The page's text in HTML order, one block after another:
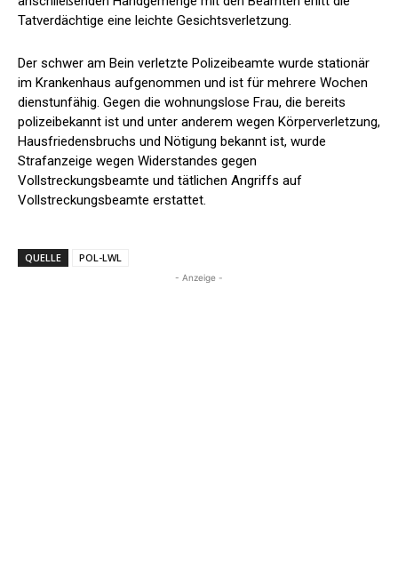
Tatverdächtige eine leichte Gesichtsverletzung.
Der schwer am Bein verletzte Polizeibeamte wurde stationär
im Krankenhaus aufgenommen und ist für mehrere Wochen
dienstunfähig. Gegen die wohnungslose Frau, die bereits
polizeibekannt ist und unter anderem wegen Körperverletzung,
Hausfriedensbruchs und Nötigung bekannt ist, wurde
Strafanzeige wegen Widerstandes gegen
Vollstreckungsbeamte und tätlichen Angriffs auf
Vollstreckungsbeamte erstattet.
QUELLE POL-LWL
- Anzeige -